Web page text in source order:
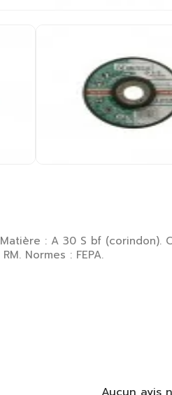
: A 30 S bf (corindon).
Normes : FEPA.